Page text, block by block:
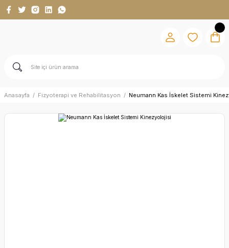
Anasayfa Fizyoterapi ve Rehabilitasyon Neumann Kas İskelet Sistemi